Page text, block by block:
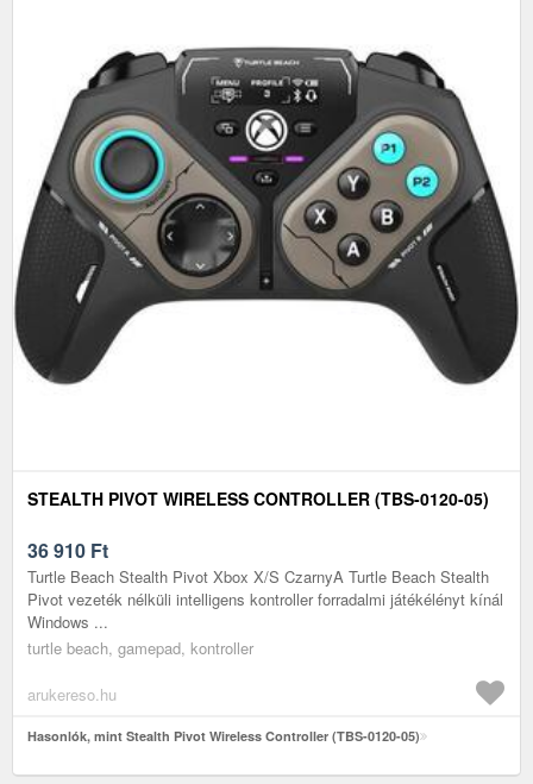
STEALTH PIVOT WIRELESS CONTROLLER (TBS-0120-05)
36 910 Ft
Turtle Beach Stealth Pivot Xbox X/S CzarnyA Turtle Beach Stealth
Pivot vezeték nélküli intelligens kontroller forradalmi játékélényt kínál
Windows ...
turtle beach, gamepad, kontroller
arukereso.hu
Hasonlók, mint Stealth Pivot Wireless Controller (TBS-0120-05)